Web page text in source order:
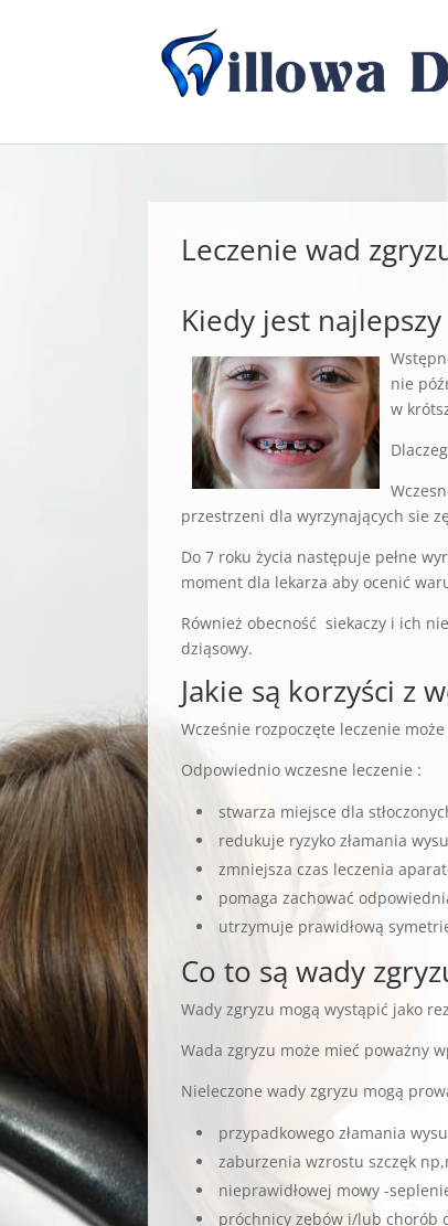
Leczenie wad
Kiedy jest
nie
w
przestrzeni dla wyrzynających sie
Do 7 roku życia następuje pełne
moment dla lekarza aby ocenić
Również obecność siekaczy i ich
dziąsowy.
Jakie są korzyści z
Wcześnie rozpoczęte leczenie
Odpowiednio wczesne leczenie :
stwarza miejsce dla
redukuje ryzyko złamania
zmniejsza czas leczenia
pomaga zachować
utrzymuje prawidłową
Co to są wady
Wady zgryzu mogą wystąpić jako
Wada zgryzu może mieć poważny
Nieleczone wady zgryzu mogą
przypadkowego złamania
zaburzenia wzrostu szczęk
nieprawidłowej mowy -
próchnicy zębów i/lub chorób